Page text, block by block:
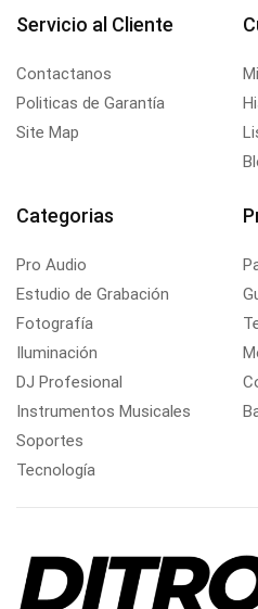
Servicio al Cliente
Contactanos
Politicas de Garantía
Site Map
Categorias
Pro Audio
Estudio de Grabación
Fotografía
Iluminación
DJ Profesional
Instrumentos Musicales
Soportes
Tecnología